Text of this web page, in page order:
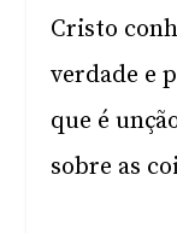
Cristo
verdade e
que é
sobre as